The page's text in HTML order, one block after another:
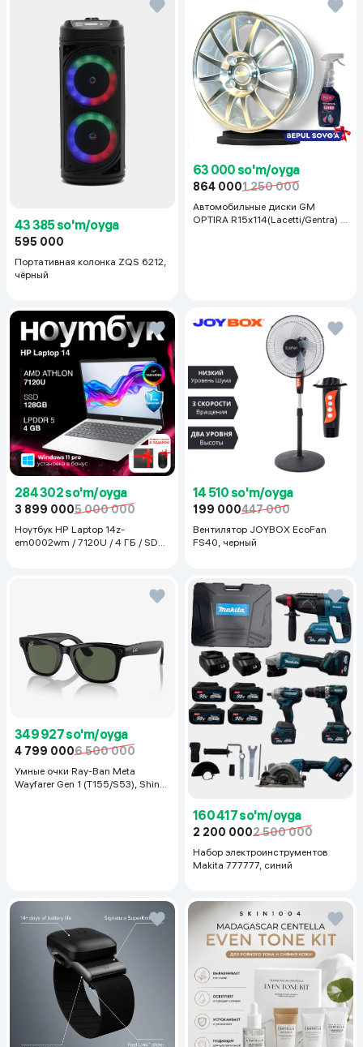
43 385 so'm/oyga
595 000
Портативная колонка ZQS 6212,
чёрный
63 000 so'm/oyga
864 0001 250 000
Автомобильные диски GM
OPTIRA R15x114(Lacetti/Gentra) 1
284 302 so'm/oyga
3 899 0005 000 000
Ноутбук HP Laptop 14z-
em0002wm / 7120U / 4 ГБ / SDD
14 510 so'm/oyga
199 000447 000
Вентилятор JOYBOX EcoFan
FS40, черный
349 927 so'm/oyga
4 799 0006 500 000
Умные очки Ray-Ban Meta
Wayfarer Gen 1 (T155/S53), Shiny
160 417 so'm/oyga
2 200 0002 500 000
Набор электроинструментов
Makita 777777, синий